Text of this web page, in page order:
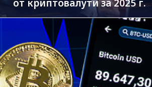
от криптовалути за 2025 г.